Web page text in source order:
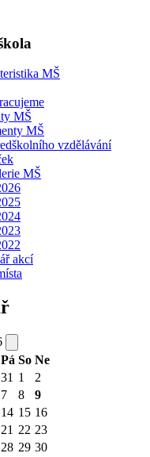
MŠ
MŠ
MŠ
vzdělávání
MŠ
akcí
Pá So Ne
31 1
2
7 8
9
14 15 16
21 22 23
28 29 30